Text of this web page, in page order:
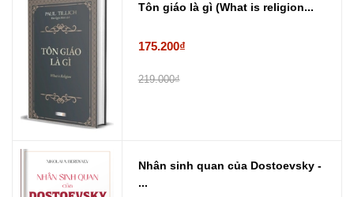
Tôn giáo là gì (What is religion...
175.200₫
219.000₫
Nhân sinh quan của Dostoevsky -
...